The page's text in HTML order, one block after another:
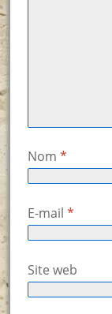
Nom *
E-mail *
Site web